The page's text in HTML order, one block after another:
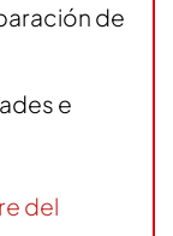
de
e
del